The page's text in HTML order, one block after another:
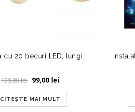
139,00lei Prețul
a
fost:
99,00 leiPrețul
este:
99,00 lei.
CITEȘTE MAI MULT